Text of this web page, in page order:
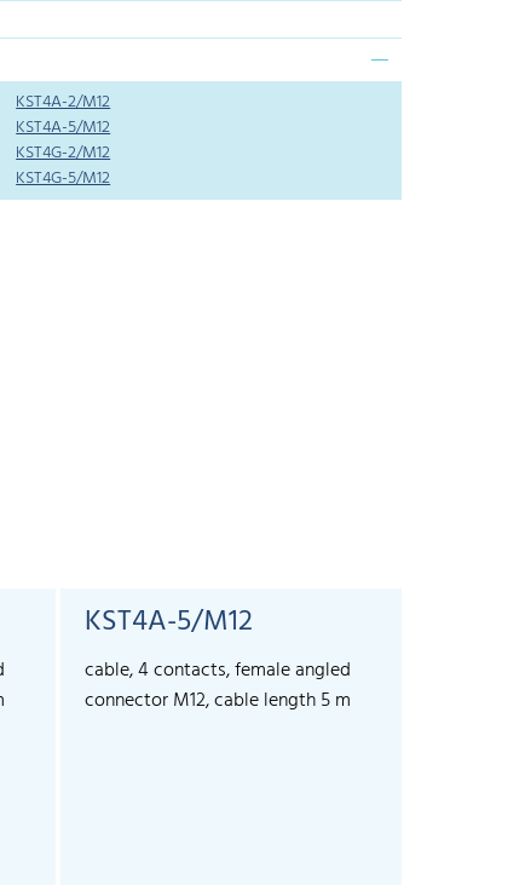
KST4A-2/M12
KST4A-5/M12
KST4G-2/M12
KST4G-5/M12
KST4A-5/M12
cable, 4 contacts, female angled
connector M12, cable length 5 m